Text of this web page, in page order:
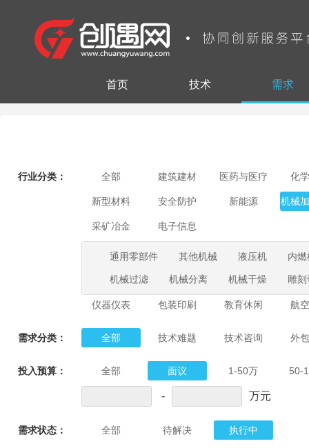
首页 技术 需求
行业分类： 全部 建筑建材 医药与医疗 化
新型材料 安全防护 新能源 机械
采矿冶金 电子信息
通用零部件 其他机械 液压机 内燃
机械过滤 机械分离 机械干燥 雕
仪器仪表 包装印刷 教育休闲 航
需求分类： 全部 技术难题 技术咨询 外
投入预算： 全部 面议 1-50万 50-
- 万元
需求状态： 全部 待解决 执行中